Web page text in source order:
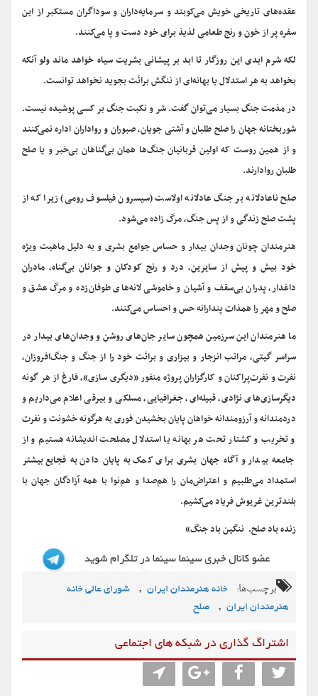
عقده‌های تاریخی خویش می‌کوبند و سرمایه‌داران و سوداگران مستکبر از این
سفره پر از خون و رنج طعامی لذیذ برای خود دست و پا می‌کنند.
لکه شرم ابدی این روزگار تا ابد بر پیشانی بشریت سیاه خواهد ماند ولو آنکه
بخواهد به هر استدلال یا بهانه‌ای از ننگش برائت بجوید نخواهد توانست.
در مذمت جنگ بسیار می‌توان گفت. شر و نکبت جنگ بر کسی پوشیده نیست.
شوربختانه جهان را صلح طلبان و آشتی جویان، صبوران و رواداران اداره نمی‌کنند
و از همین روست که اولین قربانیان جنگ‌ها همان بی‌گناهان بی‌خبر و یا صلح
طلبان روادارند.
صلح ناعادلانه بر جنگ عادلانه اولاست (سیسرون فیلسوف رومی) زیرا که از
پشت صلح زندگی و از پس جنگ، مرگ زاده می‌شود.
هنرمندان چونان وجدان بیدار و حساس جوامع بشری و به دلیل ماهیت ویژه
خود بیش و پیش از سایرین، درد و رنج کودکان و جوانان بی‌گناه، مادران
داغدار، پدران بی‌سقف و آشیان و خاموشی لانه‌های طوفان‌زده و مرگ عشق و
صلح و مهر را همذات پندارانه حس و احساس می‌کنند.
ما هنرمندان این سرزمین همچون سایر جان‌های روشن و وجدان‌های بیدار در
سراسر گیتی، مراتب انزجار و بیزاری و برائت خود را از جنگ و جنگ‌افروزان،
نفرت و نفرت‌پراکنان و کارگزاران پروژه منفور «دیگری سازی»، فارغ از هر گونه
دیگرسازی‌های نژادی، قبیله‌ای، جغرافیایی، مسلکی و بیرقی اعلام می‌داریم و
دردمندانه و آرزومندانه خواهان پایان بخشیدن فوری به هرگونه خشونت و نفرت
و تخریب و کشتار تحت هر بهانه یا استدلال مصلحت اندیشانه هستیم و از
جامعه بیدار و آگاه جهان بشری برای کمک به پایان دادن به فجایع بیشتر
استمداد می‌طلبیم و اعتراض‌مان را هم‌صدا و هم‌نوا با همه آزادگان جهان با
بلندترین غریوش فریاد می‌کشیم.
زنده باد صلح. ننگین باد جنگ»
برچسب‌ها: خانه هنرمندان ایران ,
شورای عالی خانه
هنرمندان ایران , صلح
اشتراگ گذاری در شبکه های اجتماعی